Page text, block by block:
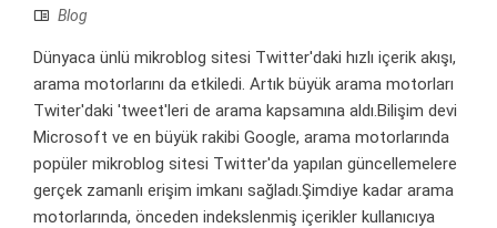
Blog
Dünyaca ünlü mikroblog sitesi Twitter'daki hızlı içerik akışı,
arama motorlarını da etkiledi. Artık büyük arama motorları
Twiter'daki 'tweet'leri de arama kapsamına aldı.Bilişim devi
Microsoft ve en büyük rakibi Google, arama motorlarında
popüler mikroblog sitesi Twitter'da yapılan güncellemelere
gerçek zamanlı erişim imkanı sağladı.Şimdiye kadar arama
motorlarında, önceden indekslenmiş içerikler kullanıcıya